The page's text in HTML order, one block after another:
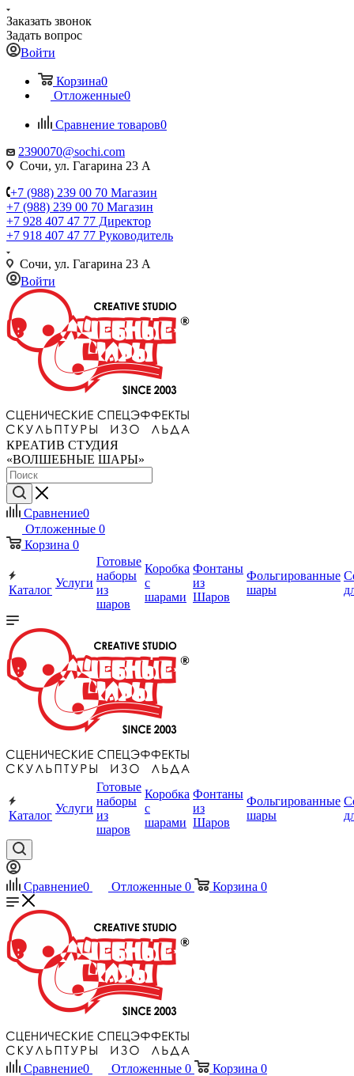
Заказать звонок
Задать вопрос
Войти
Корзина0
Отложенные0
Сравнение товаров0
2390070@sochi.com
Сочи, ул. Гагарина 23 А
+7 (988) 239 00 70 Магазин
+7 (988) 239 00 70 Магазин
+7 928 407 47 77 Директор
+7 918 407 47 77 Руководитель
Сочи, ул. Гагарина 23 А
Войти
КРЕАТИВ СТУДИЯ
«ВОЛШЕБНЫЕ ШАРЫ»
Сравнение0
Отложенные 0
Корзина 0
Каталог
Услуги
Готовые
наборы
из
шаров
Коробка
с
шарами
Фонтаны
из
Шаров
Фольгированные
шары
Каталог
Услуги
Готовые
наборы
из
шаров
Коробка
с
шарами
Фонтаны
из
Шаров
Фольгированные
шары
Сравнение0 Отложенные 0 Корзина 0
Сравнение0 Отложенные 0 Корзина 0